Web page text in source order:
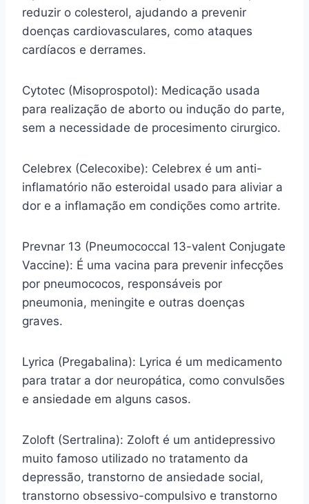
reduzir o colesterol, ajudando a prevenir
doenças cardiovasculares, como ataques
cardíacos e derrames.
Cytotec (Misoprospotol): Medicação usada
para realização de aborto ou indução do parte,
sem a necessidade de procesimento cirurgico.
Celebrex (Celecoxibe): Celebrex é um anti-
inflamatório não esteroidal usado para aliviar a
dor e a inflamação em condições como artrite.
Prevnar 13 (Pneumococcal 13-valent Conjugate
Vaccine): É uma vacina para prevenir infecções
por pneumococos, responsáveis por
pneumonia, meningite e outras doenças
graves.
Lyrica (Pregabalina): Lyrica é um medicamento
para tratar a dor neuropática, como convulsões
e ansiedade em alguns casos.
Zoloft (Sertralina): Zoloft é um antidepressivo
muito famoso utilizado no tratamento da
depressão, transtorno de ansiedade social,
transtorno obsessivo-compulsivo e transtorno